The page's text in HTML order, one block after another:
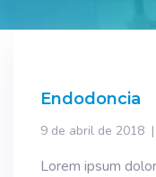
Endodoncia
9 de abril de 2018
Lorem ipsum